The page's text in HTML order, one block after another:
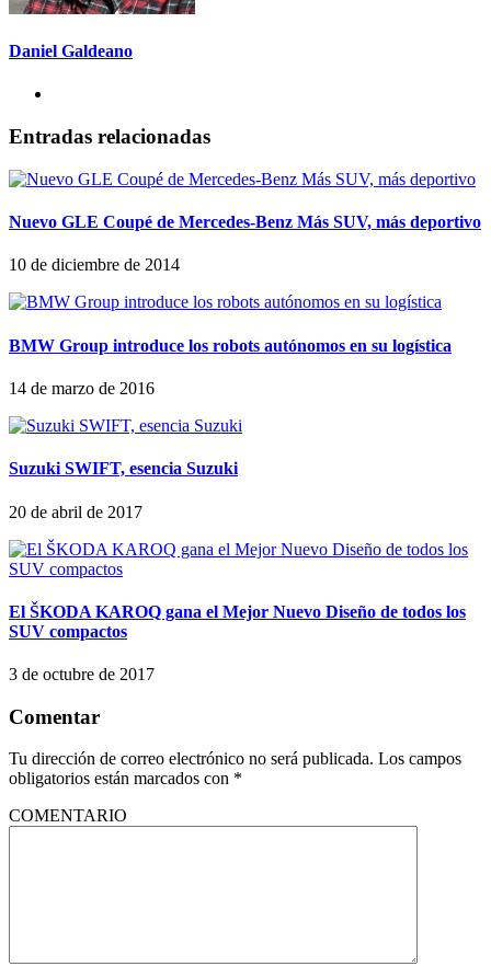
Daniel Galdeano
Entradas relacionadas
Nuevo GLE Coupé de Mercedes-Benz Más SUV, más deportivo
10 de diciembre de 2014
BMW Group introduce los robots autónomos en su logística
14 de marzo de 2016
Suzuki SWIFT, esencia Suzuki
20 de abril de 2017
El ŠKODA KAROQ gana el Mejor Nuevo Diseño de todos los
SUV compactos
3 de octubre de 2017
Comentar
Tu dirección de correo electrónico no será publicada. Los campos
obligatorios están marcados con *
COMENTARIO